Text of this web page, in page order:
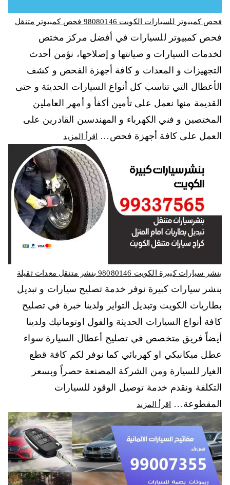
فحص كمبيوتر للسيارات الكويت 98080146‬ فحص كمبيوتر متنقل
فحص كمبيوتر للسيارات في أفضل مركز مختص
لخدمات السيارات و صيانتها و إصلاحها، نؤمن أحدث
التجهيزات و المعدات و كافة أجهزة الفحص و كشف
الأعطال التي تناسب كل أنواع السيارات الحديثة و حتى
القديمة منها نعمل على تأمين أكفأ و أمهر العاملين
المختصين و فني الكهرباء و المهندسين القادرين على
العمل على كافة أجهزة فحص…
اقرأ المزيد
بنشر سيارات كبيرة الكويت 98080146‬ بنشر متنقل معدات ثقيلة
بنشر سيارات كبيرة نوفر خدمة تصليح سيارات و تبديل
بطاريات الكويت وتبديل التواير ولدينا خبرة في تصليح
كافة أنواع السيارات الحديثة والفول اوتوماتيك ولدينا
أيضاً فريق متخصص في تصليح أعطال السيارة سواء
عطل ميكانيكي او كهربائي كما نوفر لكم كافة قطع
الغيار للسيارة ومن الشركة المصنعة حصراً وبسعر
التكلفة ونقدم خدمة توصيل الوقود للسيارات
المقطوعة…
اقرأ المزيد